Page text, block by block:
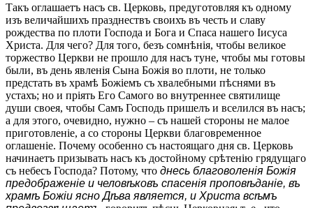
Такъ оглашаетъ насъ св. Церковь, предуготовляя къ одному
изъ величайшихъ празднествъ своихъ въ честь и славу
рождества по плоти Господа и Бога и Спаса нашего Іисуса
Христа. Для чего? Для того, безъ сомнѣнія, чтобы великое
торжество Церкви не прошло для насъ туне, чтобы мы готовы
были, въ день явленія Сына Божія во плоти, не только
предстать въ храмѣ Божіемъ съ хвалебными пѣснями въ
устахъ; но и пріять Его Самого во внутреннее святилище
души своея, чтобы Самъ Господь пришелъ и вселился въ насъ;
а для этого, очевидно, нужно – съ нашей стороны не малое
приготовленіе, а со стороны Церкви благовременное
оглашеніе. Почему особенно съ настоящаго дня св. Церковь
начинаетъ призывать насъ къ достойному срѣтенію грядущаго
съ небесъ Господа? Потому, что днесь благоволенія Божія
предображеніе и человѣковъ спасенія проповѣданіе, въ
храмѣ Божіи ясно Дѣва является, и Христа всѣмъ